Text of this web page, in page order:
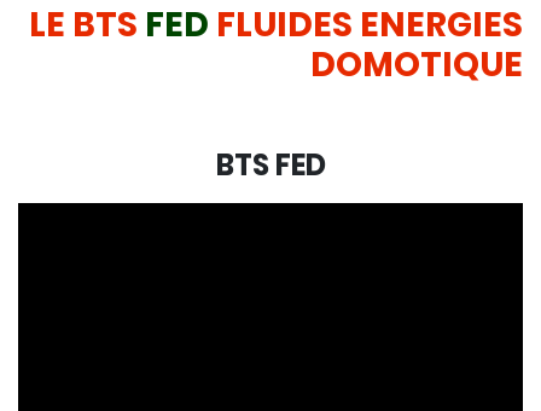
LE BTS FED FLUIDES ENERGIES
DOMOTIQUE
BTS FED